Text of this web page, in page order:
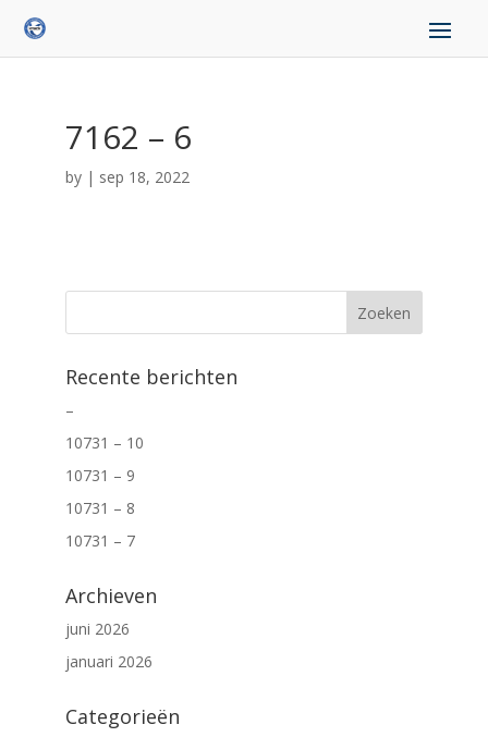
7162 – 6
by | sep 18, 2022
Recente berichten
–
10731 – 10
10731 – 9
10731 – 8
10731 – 7
Archieven
juni 2026
januari 2026
Categorieën